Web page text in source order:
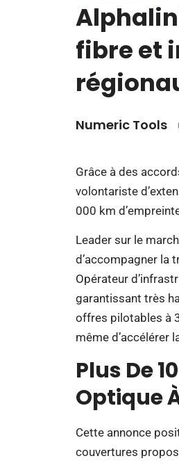
fibre et
Numeric Tools
Grâce à des
volontariste
000 km
Leader sur le
d’accompagner la
Opérateur
garantissant très
offres pilotables à
même d’accélérer
Plus De
Optique
Cette annonce
couvertures